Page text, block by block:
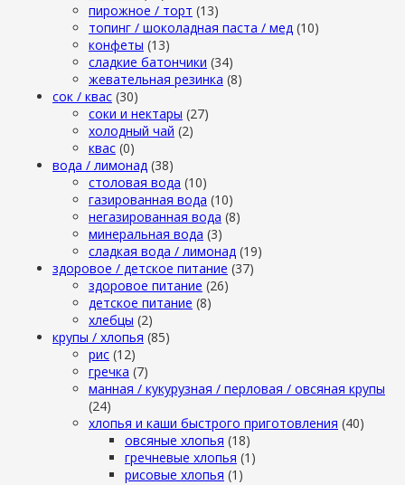
пирожное / торт (13)
топинг / шоколадная паста / мед (10)
конфеты (13)
сладкие батончики (34)
жевательная резинка (8)
сок / квас (30)
соки и нектары (27)
холодный чай (2)
квас (0)
вода / лимонад (38)
столовая вода (10)
газированная вода (10)
негазированная вода (8)
минеральная вода (3)
сладкая вода / лимонад (19)
здоровое / детское питание (37)
здоровое питание (26)
детское питание (8)
хлебцы (2)
крупы / хлопья (85)
рис (12)
гречка (7)
манная / кукурузная / перловая / овсяная крупы
(24)
хлопья и каши быстрого приготовления (40)
овсяные хлопья (18)
гречневые хлопья (1)
рисовые хлопья (1)